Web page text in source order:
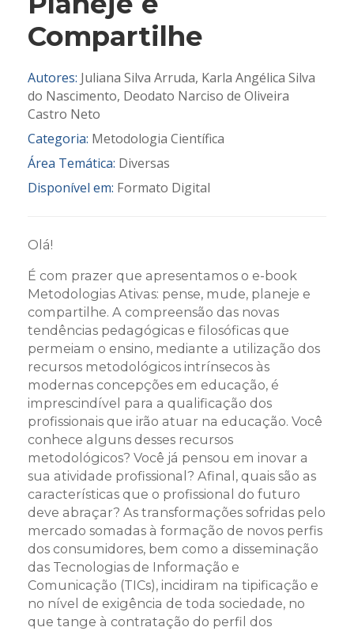
Compartilhe
Autores: Juliana Silva Arruda, Karla Angélica Silva
do Nascimento, Deodato Narciso de Oliveira
Castro Neto
Categoria: Metodologia Científica
Área Temática: Diversas
Disponível em: Formato Digital
Olá!
É com prazer que apresentamos o e-book
Metodologias Ativas: pense, mude, planeje e
compartilhe. A compreensão das novas
tendências pedagógicas e filosóficas que
permeiam o ensino, mediante a utilização dos
recursos metodológicos intrínsecos às
modernas concepções em educação, é
imprescindível para a qualificação dos
profissionais que irão atuar na educação. Você
conhece alguns desses recursos
metodológicos? Você já pensou em inovar a
sua atividade profissional? Afinal, quais são as
características que o profissional do futuro
deve abraçar? As transformações sofridas pelo
mercado somadas à formação de novos perfis
dos consumidores, bem como a disseminação
das Tecnologias de Informação e
Comunicação (TICs), incidiram na tipificação e
no nível de exigência de toda sociedade, no
que tange à contratação do perfil dos